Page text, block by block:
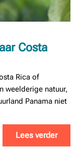
Costa
Rica of
weelderige natuur,
Panama niet
Lees verder